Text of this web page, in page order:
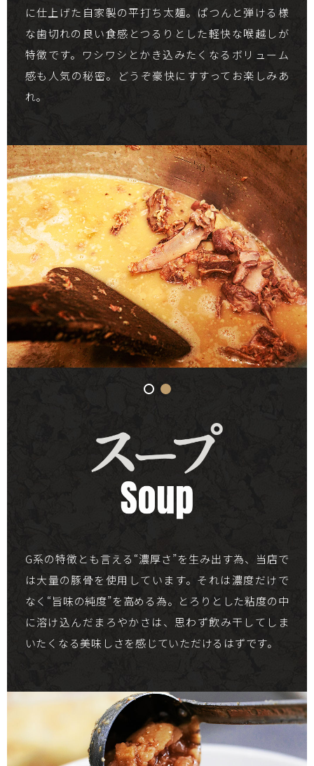
に仕上げた自家製の平打ち太麺。ぱつんと弾ける様
な歯切れの良い食感とつるりとした軽快な喉越しが
特徴です。ワシワシとかき込みたくなるボリューム
感も人気の秘密。どうぞ豪快にすすってお楽しみあ
れ。
G系の特徴とも言える“濃厚さ”を生み出す為、当店で
は大量の豚骨を使用しています。それは濃度だけで
なく“旨味の純度”を高める為。とろりとした粘度の中
に溶け込んだまろやかさは、思わず飲み干してしま
いたくなる美味しさを感じていただけるはずです。